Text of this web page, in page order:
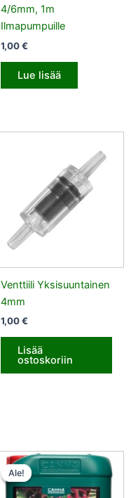
4/6mm, 1m
Ilmapumpuille
1,00€
Lue lisää
Venttiili Yksisuuntainen
4mm
1,00€
Lisää
ostoskoriin
Ale!
Ale!
Alkuperäinen
hinta
oli:
500,00 €.
Nykyinen
hinta
on:
450,00 €.